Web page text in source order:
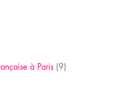
à Paris (9)